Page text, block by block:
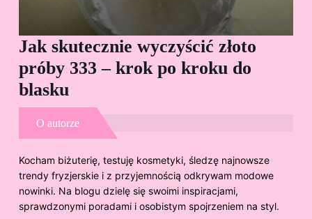
Jak skutecznie wyczyścić złoto
próby 333 – krok po kroku do
blasku
O autorze
Kocham biżuterię, testuję kosmetyki, śledzę najnowsze
trendy fryzjerskie i z przyjemnością odkrywam modowe
nowinki. Na blogu dzielę się swoimi inspiracjami,
sprawdzonymi poradami i osobistym spojrzeniem na styl.